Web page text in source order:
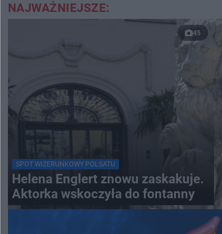
NAJWAŻNIEJSZE:
45
SPOT WIZERUNKOWY POLSATU
Helena Englert znowu zaskakuje.
Aktorka wskoczyła do fontanny